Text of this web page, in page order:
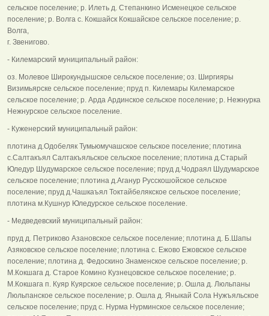
сельское поселение; р. Илеть д. Степанкино Исменецкое сельское
поселение; р. Волга с. Кокшайск Кокшайское сельское поселение; р.
Волга,
г. Звенигово.
- Килемарский муниципальный район:
оз. Молевое Широкундышское сельское поселение; оз. Ширгияры
Визимьярске сельское поселение; пруд п. Килемары Килемарское
сельское поселение; р. Арда Ардинское сельское поселение; р. Нежнурка
Нежнурское сельское поселение.
- Куженерский муниципальный район:
плотина д.Одобеляк Тумьюмучашское сельское поселение; плотина
с.Салтакъял Салтакъяльское сельское поселение; плотина д.Старый
Юледур Шудумарское сельское поселение; пруд д.Чодраял Шудумарское
сельское поселение; плотина д.Аганур Русскошойское сельское
поселение; пруд д.Чашкаъял Токтайбелякское сельское поселение;
плотина м.Кушнур Юледурское сельское поселение.
- Медведевский муниципальный район:
пруд д. Петриково Азановское сельское поселение; плотина д. Б.Шапы
Азяковское сельское поселение; плотина с. Ежово Ежовское сельское
поселение; плотина д. Федоскино Знаменское сельское поселение; р.
М.Кокшага д. Старое Комино Кузнецовское сельское поселение; р.
М.Кокшага п. Куяр Куярское сельское поселение; р. Ошла д. Люльпаны
Люльпанское сельское поселение; р. Ошла д. Яныкай Сола Нужъяльское
сельское поселение; пруд с. Нурма Нурминское сельское поселение;